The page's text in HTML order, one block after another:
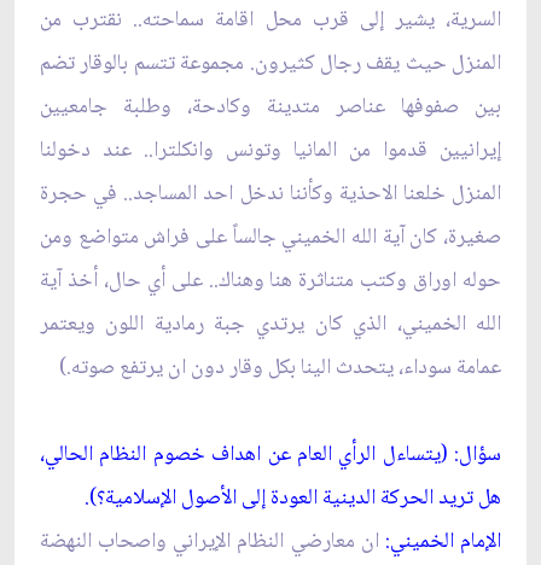
السرية، يشير إلى قرب محل اقامة سماحته.. نقترب من
المنزل حيث يقف رجال كثيرون. مجموعة تتسم بالوقار تضم
بين صفوفها عناصر متدينة وكادحة، وطلبة جامعيين
إيرانيين قدموا من المانيا وتونس وانكلترا.. عند دخولنا
المنزل خلعنا الاحذية وكأننا ندخل احد المساجد.. في حجرة
صغيرة، كان آية الله الخميني جالساً على فراش متواضع ومن
حوله اوراق وكتب متناثرة هنا وهناك.. على أي حال، أخذ آية
الله الخميني، الذي كان يرتدي جبة رمادية اللون ويعتمر
عمامة سوداء، يتحدث الينا بكل وقار دون ان يرتفع صوته.)
سؤال: (يتساءل الرأي العام عن اهداف خصوم النظام الحالي،
هل تريد الحركة الدينية العودة إلى الأصول الإسلامية؟).
الإمام الخميني: ان معارضي النظام الإيراني واصحاب النهضة